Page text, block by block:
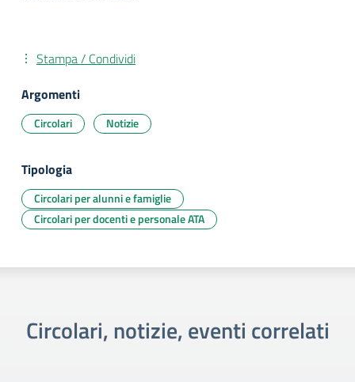
Stampa / Condividi
Argomenti
Circolari Notizie
Tipologia
Circolari per alunni e famiglie
Circolari per docenti e personale ATA
Circolari, notizie, eventi correlati